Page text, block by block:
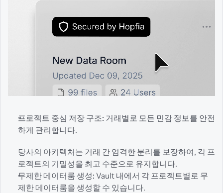
프로젝트 중심 저장 구조: 거래별로 모든 민감 정보를 안전
하게 관리합니다.
당사의 아키텍처는 거래 간 엄격한 분리를 보장하여, 각 프
로젝트의 기밀성을 최고 수준으로 유지합니다.
무제한 데이터룸 생성: Vault 내에서 각 프로젝트별로 무
제한 데이터룸을 생성할 수 있습니다.